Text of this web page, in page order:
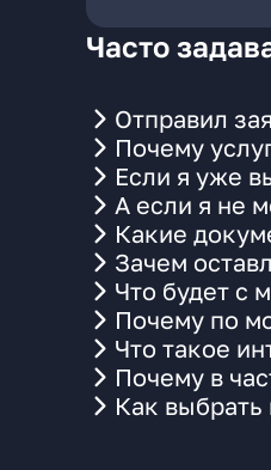
Часто
Отправил
Почему
Если я уже
А если я не
Какие
Зачем
Что будет с
Почему по
Что такое
Почему в
Как выбрать